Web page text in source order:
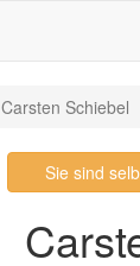
Carsten Schiebel
Sie sind